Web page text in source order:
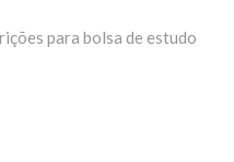
para bolsa de estudo